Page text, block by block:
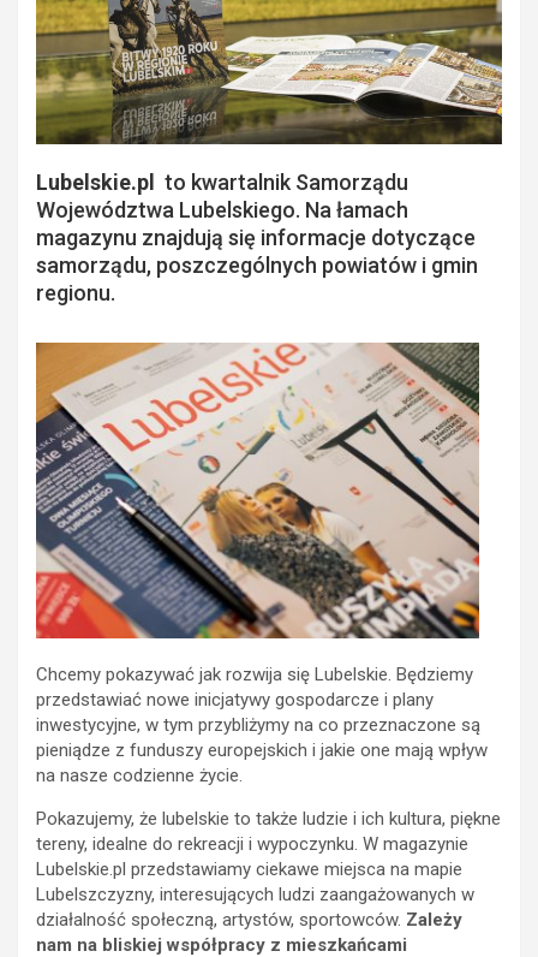
Lubelskie.pl to kwartalnik Samorządu
Województwa Lubelskiego. Na łamach
magazynu znajdują się informacje dotyczące
samorządu, poszczególnych powiatów i gmin
regionu.
Chcemy pokazywać jak rozwija się Lubelskie. Będziemy
przedstawiać nowe inicjatywy gospodarcze i plany
inwestycyjne, w tym przybliżymy na co przeznaczone są
pieniądze z funduszy europejskich i jakie one mają wpływ
na nasze codzienne życie.
Pokazujemy, że lubelskie to także ludzie i ich kultura, piękne
tereny, idealne do rekreacji i wypoczynku. W magazynie
Lubelskie.pl przedstawiamy ciekawe miejsca na mapie
Lubelszczyzny, interesujących ludzi zaangażowanych w
działalność społeczną, artystów, sportowców. Zależy
nam na bliskiej współpracy z mieszkańcami